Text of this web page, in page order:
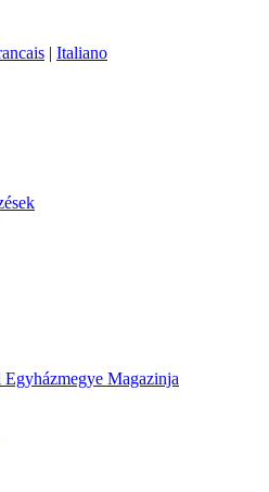
| Italiano
Egyházmegye Magazinja